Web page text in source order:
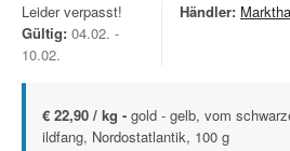
Leider verpasst!
Gültig: 04.02. -
10.02.
Händler:
€ 22,90 / kg - gold - gelb, vom
ildfang, Nordostatlantik, 100 g